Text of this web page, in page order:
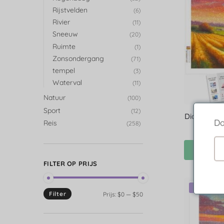
Diamond
Rijstvelden (6)
Rivier (11)
Sneeuw (20)
Ruimte (1)
Zonsondergang (71)
tempel (3)
Waterval (11)
Natuur (100)
Sport (12)
Reis (258)
FILTER OP PRIJS
Filter Prijs: $0— $50